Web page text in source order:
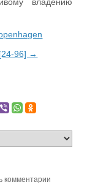
96] →
комментарии